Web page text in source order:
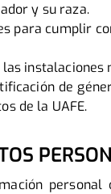
y su raza.
para cumplir
instalaciones
de
de la UAFE.